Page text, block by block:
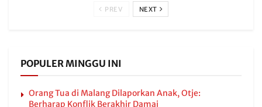
PREV NEXT
POPULER MINGGU INI
Orang Tua di Malang Dilaporkan Anak, Otje:
Berharap Konflik Berakhir Damai